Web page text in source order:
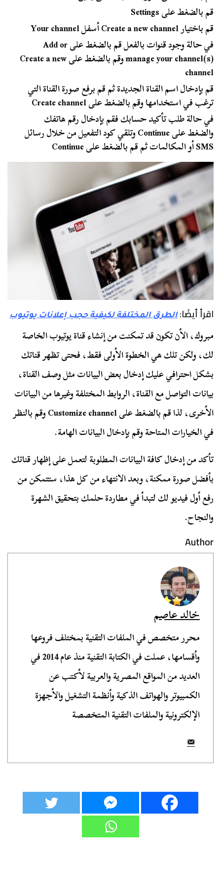
قم بالضغط على Settings
قم باختيار Create a new channel أسفل Your channel
في حالة وجود قنوات بالفعل قم بالضغط على Add or
manage your channel(s) وقم بالضغط على Create a new
channel
قم بإدخال اسم القناة الجديدة ثم قم برفع صورة القناة التي
ترغب في استخدامها وقم بالضغط على Create channel
في حالة طلب تأكيد حسابك فقم بإدخال رقم هاتفك
والضغط على Continue وتلقي كود التفعيل من خلال رسائل
SMS أو المكالمات ثم قم بالضغط على Continue
اقرأ أيضًا:الطرق المختلفة لكيفية حجب إعلانات يوتيوب
مبروك، الأن تكون قد تمكنت من إنشاء قناة يوتيوب الخاصة
لك، ولكن تلك هي الخطوة الأولى فقط، فحتى تظهر قناتك
بشكل احترافي عليك إدخال بعض البيانات مثل وصف القناة،
بيانات التواصل مع القناة، الروابط المختلفة وغيرها من البيانات
الأخرى، لذا قم بالضغط على Customize channel وقم بالنظر
في الخيارات المتاحة وقم بإدخال البيانات الهامة.
تأكد من إدخال كافة البيانات المطلوبة لتعمل على إظهار قناتك
بأفضل صورة ممكنة، وبعد الانتهاء من كل هذا، ستتمكن من
رفع أول فيديو لك لتبدأ في مطاردة حلمك بتحقيق الشهرة
والنجاح.
Author
خالد عاصم
محرر متخصص في الملفات التقنية بمختلف فروعها
وأقسامها، عملت في الكتابة التقنية منذ عام 2014 في
العديد من المواقع المصرية والعربية لأكتب عن
الكمبيوتر والهواتف الذكية وأنظمة التشغيل والأجهزة
الإلكترونية والملفات التقنية المتخصصة